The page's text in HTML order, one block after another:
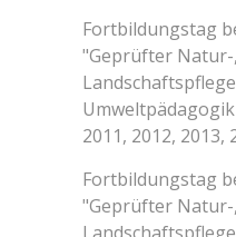
Fortbildungstag
"Geprüfter Natur-
2011, 2012, 2013,
Fortbildungstag
"Geprüfter Natur-